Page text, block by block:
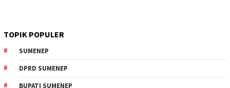
TOPIK POPULER
SUMENEP
DPRD SUMENEP
BUPATI SUMENEP